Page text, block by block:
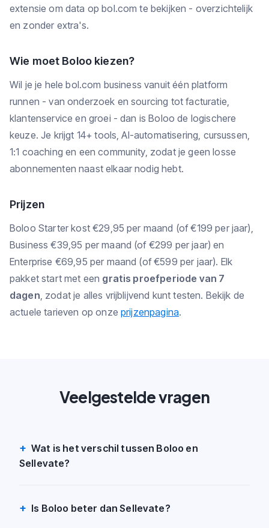
extensie om data op bol.com te bekijken - overzichtelijk
en zonder extra's.
Wie moet Boloo kiezen?
Wil je je hele bol.com business vanuit één platform
runnen - van onderzoek en sourcing tot facturatie,
klantenservice en groei - dan is Boloo de logischere
keuze. Je krijgt 14+ tools, AI-automatisering, cursussen,
1:1 coaching en een community, zodat je geen losse
abonnementen naast elkaar nodig hebt.
Prijzen
Boloo Starter kost €29,95 per maand (of €199 per jaar),
Business €39,95 per maand (of €299 per jaar) en
Enterprise €69,95 per maand (of €599 per jaar). Elk
pakket start met een gratis proefperiode van 7
dagen, zodat je alles vrijblijvend kunt testen. Bekijk de
actuele tarieven op onzeprijzenpagina.
Veelgestelde vragen
Wat is het verschil tussen Boloo en
Sellevate?
Is Boloo beter dan Sellevate?